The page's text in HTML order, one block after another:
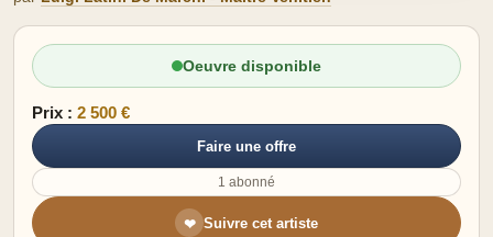
Oeuvre disponible
Prix : 2 500 €
Faire une offre
1 abonné
❤ Suivre cet artiste